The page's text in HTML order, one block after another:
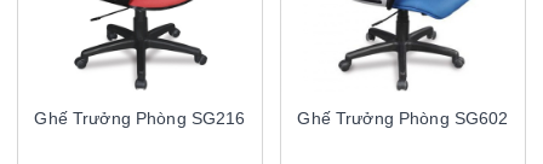
Ghế Trưởng Phòng SG216 Ghế Trưởng Phòng SG602